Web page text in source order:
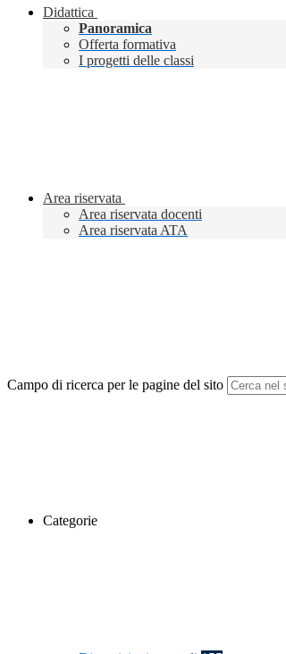
Didattica
Panoramica
Offerta formativa
I progetti delle classi
Area riservata
Area riservata docenti
Area riservata ATA
Campo di ricerca per le pagine del sito
Categorie